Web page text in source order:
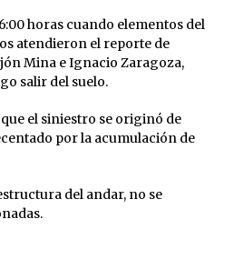
horas cuando elementos del
atendieron el reporte de
Mina e Ignacio Zaragoza,
salir del suelo.
el siniestro se originó de
por la acumulación de
del andar, no se